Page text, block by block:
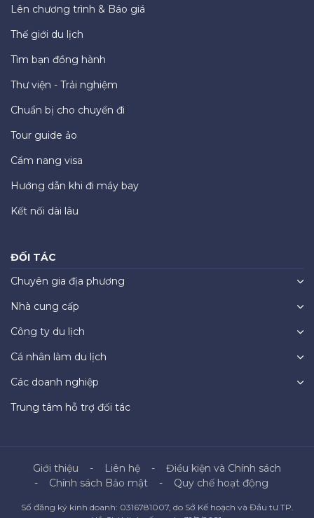
Lên chương trình & Báo giá
Thế giới du lịch
Tìm bạn đồng hành
Thư viện - Trải nghiệm
Chuẩn bị cho chuyến đi
Tour guide ảo
Cẩm nang visa
Hướng dẫn khi đi máy bay
Kết nối dài lâu
ĐỐI TÁC
Chuyên gia địa phương
Nhà cung cấp
Công ty du lịch
Cá nhân làm du lịch
Các doanh nghiệp
Trung tâm hỗ trợ đối tác
Giới thiệu Liên hệ
Điều kiện và Chính sách
Chính sách Bảo mật
Quy chế hoạt động
Số đăng ký kinh doanh: 0316781007, do Sở Kế hoạch và Đầu tư TP.